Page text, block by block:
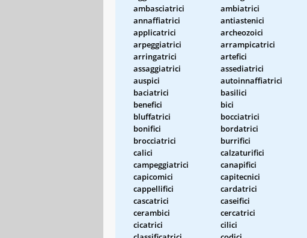
ambasciatrici
ambiatrici
annaffiatrici
antiastenici
applicatrici
archeozoici
arpeggiatrici
arrampicatrici
arringatrici
artefici
assaggiatrici
assediatrici
auspici
autoinnaffiatrici
baciatrici
basilici
benefici
bici
bluffatrici
bocciatrici
bonifici
bordatrici
brocciatrici
burrifici
calici
calzaturifici
campeggiatrici
canapifici
capicomici
capitecnici
cappellifici
cardatrici
cascatrici
caseifici
cerambici
cercatrici
cicatrici
cilici